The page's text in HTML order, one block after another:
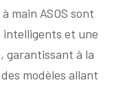
main ASOS sont
intelligents et une
garantissant à la
modèles allant